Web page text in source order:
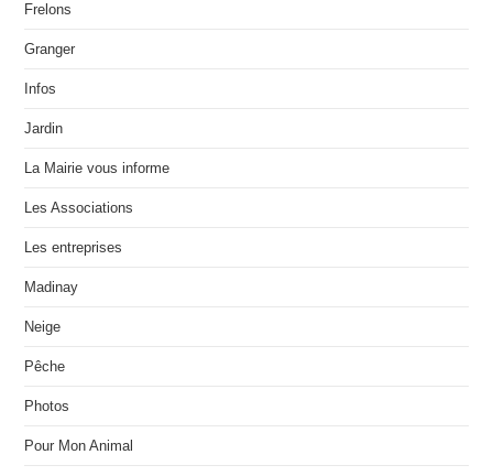
Frelons
Granger
Infos
Jardin
La Mairie vous informe
Les Associations
Les entreprises
Madinay
Neige
Pêche
Photos
Pour Mon Animal